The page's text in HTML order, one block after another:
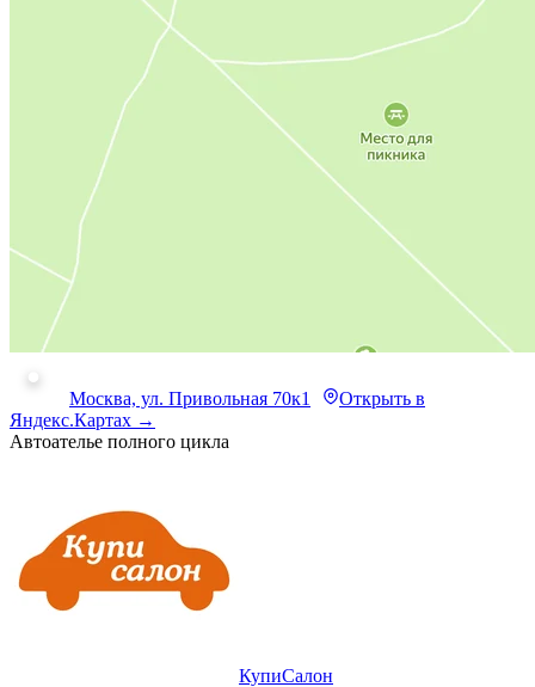
Москва, ул. Привольная 70к1
Открыть в
Яндекс.Картах →
Автоателье полного цикла
КупиСалон